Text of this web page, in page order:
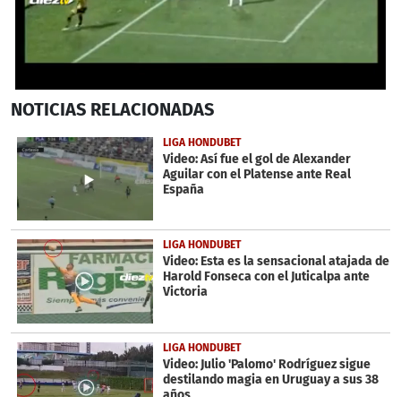
seconds
32
seconds
NOTICIAS RELACIONADAS
LIGA HONDUBET
Video: Así fue el gol de Alexander
Aguilar con el Platense ante Real
España
LIGA HONDUBET
Video: Esta es la sensacional atajada de
Harold Fonseca con el Juticalpa ante
Victoria
LIGA HONDUBET
Video: Julio 'Palomo' Rodríguez sigue
destilando magia en Uruguay a sus 38